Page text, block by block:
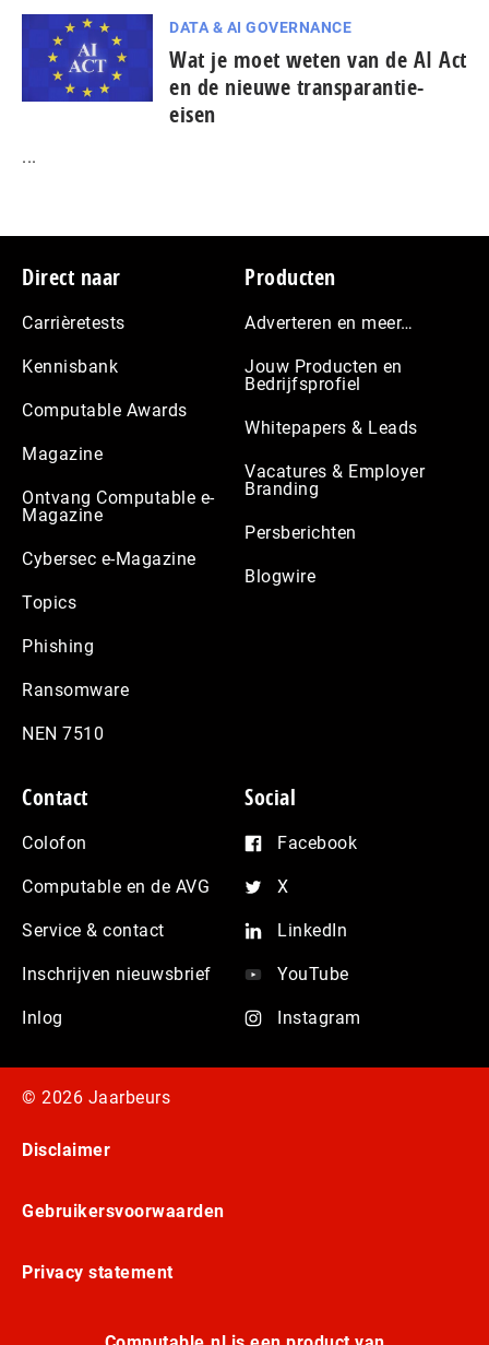
DATA & AI GOVERNANCE
Wat je moet weten van de AI Act
en de nieuwe transparantie-
eisen
...
Footer
Direct naar
Carrièretests
Kennisbank
Computable Awards
Magazine
Ontvang Computable e-
Magazine
Cybersec e-Magazine
Topics
Phishing
Ransomware
NEN 7510
Producten
Adverteren en meer…
Jouw Producten en
Bedrijfsprofiel
Whitepapers & Leads
Vacatures & Employer
Branding
Persberichten
Blogwire
Contact
Colofon
Computable en de AVG
Service & contact
Inschrijven nieuwsbrief
Inlog
Social
Facebook
X
LinkedIn
YouTube
Instagram
© 2026 Jaarbeurs
Disclaimer
Gebruikersvoorwaarden
Privacy statement